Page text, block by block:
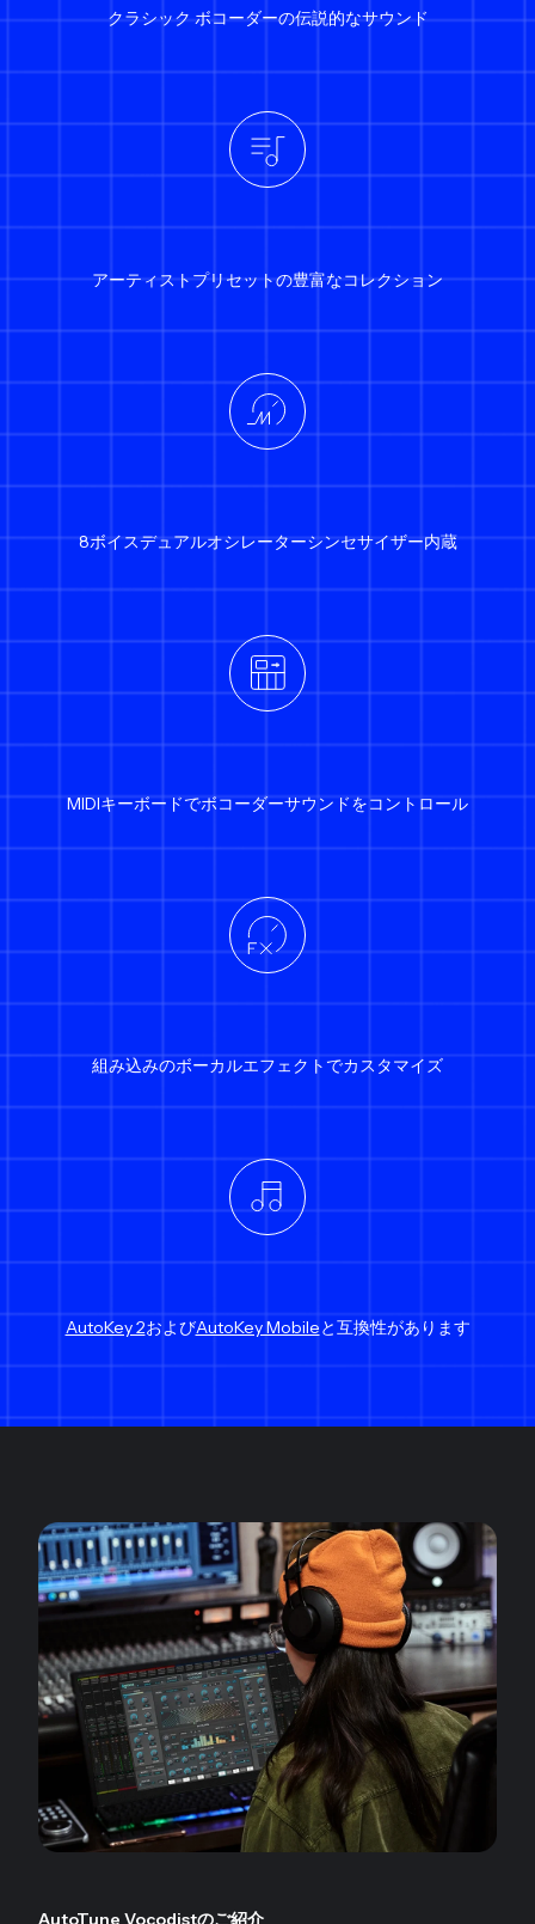
クラシック ボコーダーの伝説的なサウンド
アーティストプリセットの豊富なコレクション
8ボイスデュアルオシレーターシンセサイザー内蔵
MIDIキーボードでボコーダーサウンドをコントロール
組み込みのボーカルエフェクトでカスタマイズ
AutoKey 2およびAutoKey Mobileと互換性があります
AutoTune Vocodistのご紹介